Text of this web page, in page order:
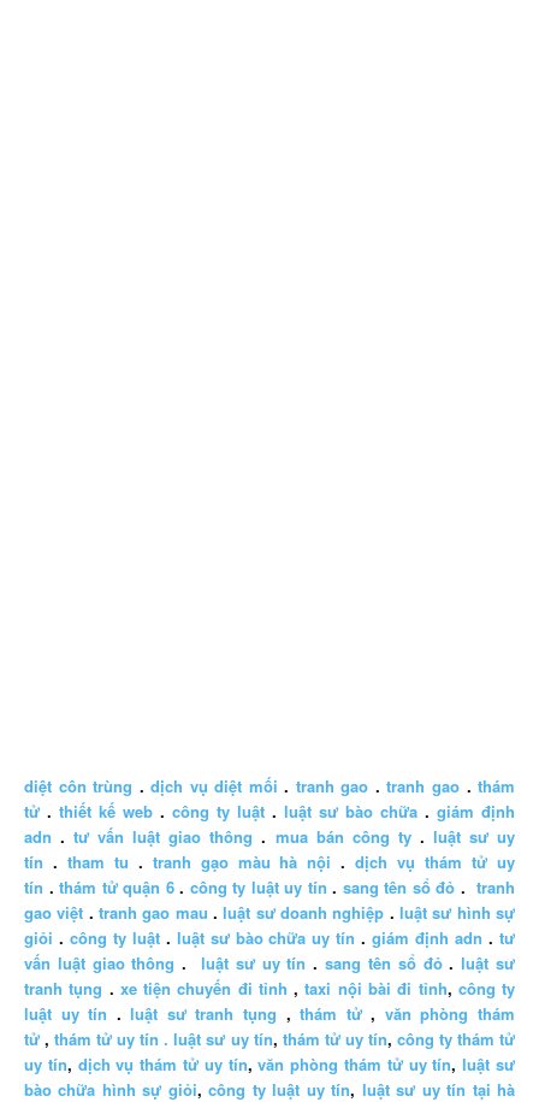
diệt côn trùng .dịch vụ diệt mối . tranh gao .tranh gao .thám
tử . thiết kế web . công ty luật . luật sư bào chữa . giám định
adn .tư vấn luật giao thông . mua bán công ty. luật sư uy
tín . tham tu . tranh gạo màu hà nội .dịch vụ thám tử uy
tín .thám tử quận 6. công ty luật uy tín . sang tên sổ đỏ .tranh
gao việt .tranh gao mau .luật sư doanh nghiệp .luật sư hình sự
giỏi . công ty luật. luật sư bào chữa uy tín .giám định adn .tư
vấn luật giao thông . luật sư uy tín .sang tên sổ đỏ.luật sư
tranh tụng . xe tiện chuyến đi tỉnh ,taxi nội bài đi tỉnh, công ty
luật uy tín .luật sư tranh tụng ,thám tử, văn phòng thám
tử ,thám tử uy tín . luật sư uy tín, thám tử uy tín, công ty thám tử
uy tín, dịch vụ thám tử uy tín,văn phòng thám tử uy tín,luật sư
bào chữa hình sự giỏi,công ty luật uy tín, luật sư uy tín tại hà